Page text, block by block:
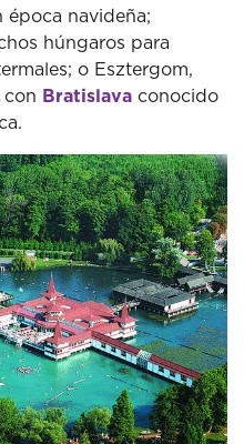
época navideña;
húngaros para
o Esztergom,
con Bratislava conocido